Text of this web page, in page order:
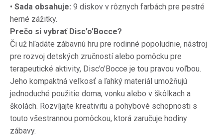
• Sada obsahuje: 9 diskov v rôznych farbách pre pestré
herné zážitky.
Prečo si vybrať Disc’o’Bocce?
Či už hľadáte zábavnú hru pre rodinné popoludnie, nástroj
pre rozvoj detských zručností alebo pomôcku pre
terapeutické aktivity, Disc’o’Bocce je tou pravou voľbou.
Jeho kompaktná veľkosť a ľahký materiál umožňujú
jednoduché použitie doma, vonku alebo v škôlkach a
školách. Rozvíjajte kreativitu a pohybové schopnosti s
touto všestrannou pomôckou, ktorá zaručuje hodiny
zábavy.